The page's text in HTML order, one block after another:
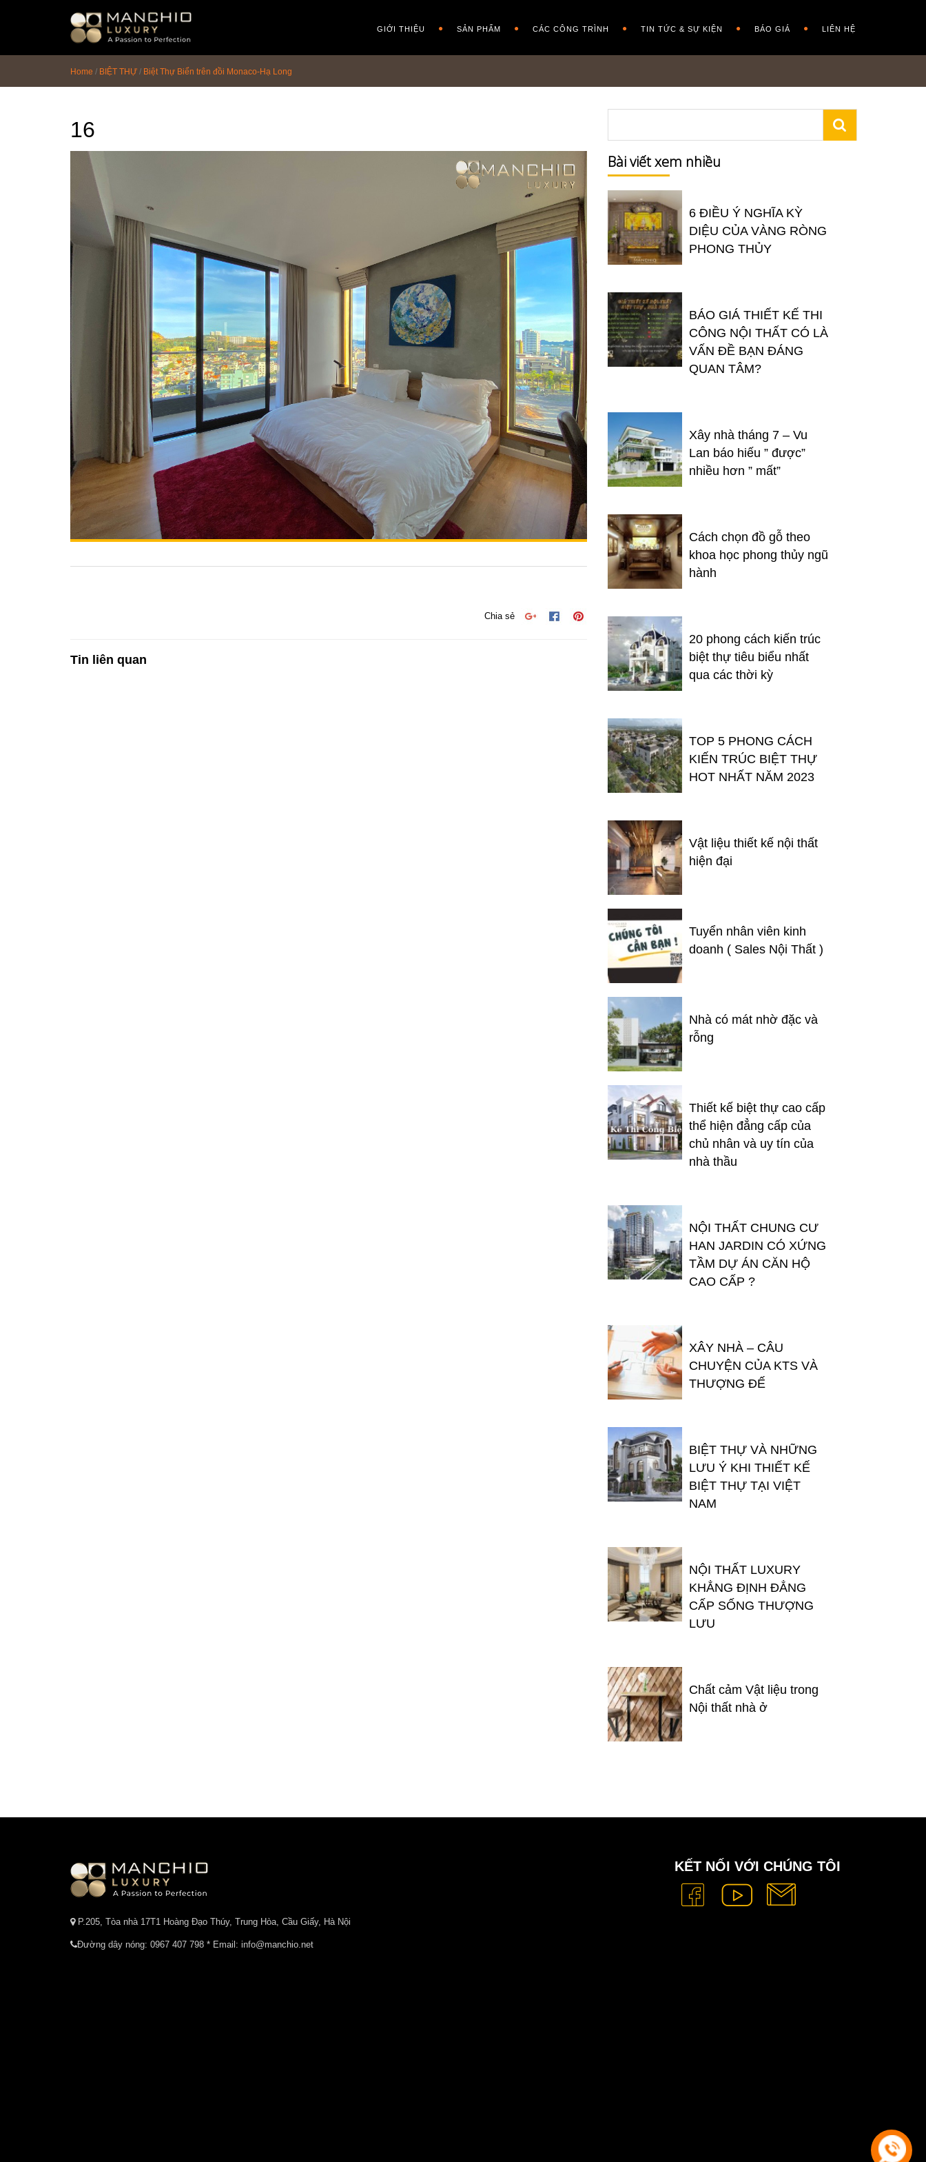
GIỚI THIỆU SẢN PHẨM CÁC CÔNG TRÌNH TIN TỨC & SỰ KIỆN BÁO GIÁ LIÊN HỆ
Home / BIỆT THỰ / Biệt Thự Biển trên đồi Monaco-Hạ Long
16
Chia sẻ
Tin liên quan
Bài viết xem nhiều
6 ĐIỀU Ý NGHĨA KỲ
DIỆU CỦA VÀNG RÒNG
PHONG THỦY
BÁO GIÁ THIẾT KẾ THI
CÔNG NỘI THẤT CÓ LÀ
VẤN ĐỀ BẠN ĐÁNG
QUAN TÂM?
Xây nhà tháng 7 – Vu
Lan báo hiếu ” được”
nhiều hơn ” mất”
Cách chọn đồ gỗ theo
khoa học phong thủy ngũ
hành
20 phong cách kiến trúc
biệt thự tiêu biểu nhất
qua các thời kỳ
TOP 5 PHONG CÁCH
KIẾN TRÚC BIỆT THỰ
HOT NHẤT NĂM 2023
Vật liệu thiết kế nội thất
hiện đại
Tuyển nhân viên kinh
doanh ( Sales Nội Thất )
Nhà có mát nhờ đặc và
rỗng
Thiết kế biệt thự cao cấp
thể hiện đẳng cấp của
chủ nhân và uy tín của
nhà thầu
NỘI THẤT CHUNG CƯ
HAN JARDIN CÓ XỨNG
TẦM DỰ ÁN CĂN HỘ
CAO CẤP ?
XÂY NHÀ – CÂU
CHUYỆN CỦA KTS VÀ
THƯỢNG ĐẾ
BIỆT THỰ VÀ NHỮNG
LƯU Ý KHI THIẾT KẾ
BIỆT THỰ TẠI VIỆT
NAM
NỘI THẤT LUXURY
KHẲNG ĐỊNH ĐẲNG
CẤP SỐNG THƯỢNG
LƯU
Chất cảm Vật liệu trong
Nội thất nhà ở
P.205, Tòa nhà 17T1 Hoàng Đạo Thúy, Trung Hòa, Cầu Giấy, Hà Nội
Đường dây nóng: 0967 407 798 * Email: info@manchio.net
KẾT NỐI VỚI CHÚNG TÔI